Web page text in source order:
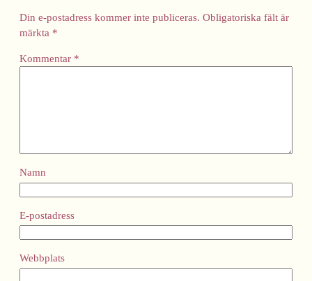
Din e-postadress kommer inte publiceras. Obligatoriska fält är
märkta *
Kommentar *
Namn
E-postadress
Webbplats